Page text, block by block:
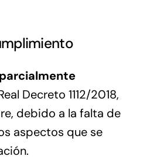
parcialmente
Decreto 1112/2018,
debido a la falta de
aspectos que se